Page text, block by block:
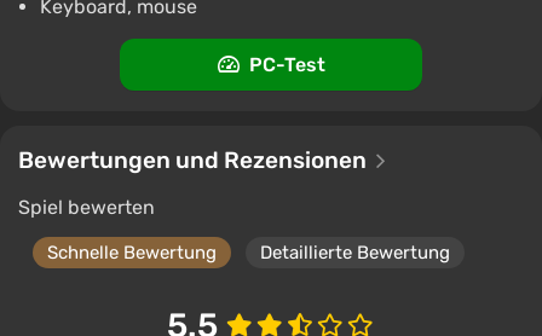
Keyboard, mouse
PC-Test
Bewertungen und Rezensionen
Spiel bewerten
Schnelle Bewertung Detaillierte Bewertung
5.5